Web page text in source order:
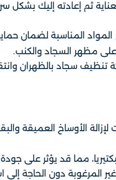
ثم إعادته إليك بشكل
المناسبة لضمان
مظهر السجاد والكنب.
تنظيف سجاد بالظهران
الأوساخ العميقة
مما قد يؤثر على
المرغوبة دون الحاجة إلى